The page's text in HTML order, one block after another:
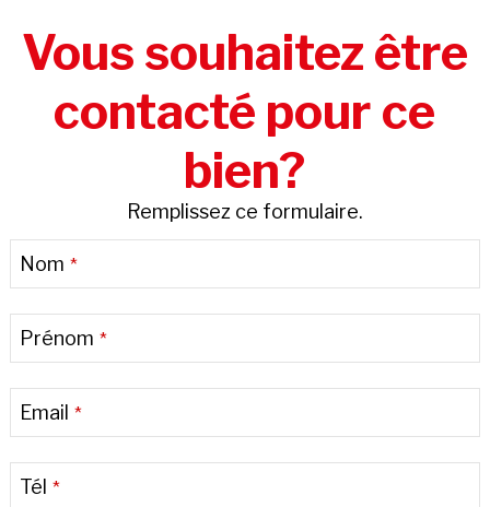
Vous souhaitez être
contacté pour ce
bien?
Remplissez ce formulaire.
Nom *
Prénom *
Email *
Tél *